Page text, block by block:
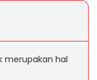
merupakan hal